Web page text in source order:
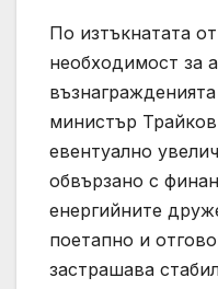
По изтъкнатата
необходимост за
министър
евентуално
обвързано с
енергийните
поетапно и
застрашава